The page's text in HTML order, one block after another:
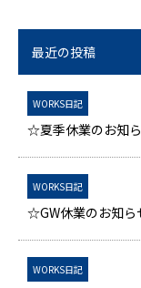
最近の投稿
WORKS日記
☆夏季休業のお知
WORKS日記
☆GW休業のお知
WORKS日記